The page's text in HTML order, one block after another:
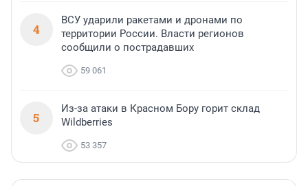
4
ВСУ ударили ракетами и дронами по
территории России. Власти регионов
сообщили о пострадавших
59 061
5
Из-за атаки в Красном Бору горит склад
Wildberries
53 357